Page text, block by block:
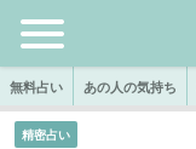
無料占い あの人の気持ち
精密占い